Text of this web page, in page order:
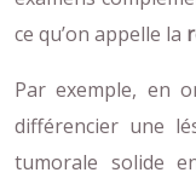
ce qu’on appelle la
Par exemple, en
différencier une
tumorale solide